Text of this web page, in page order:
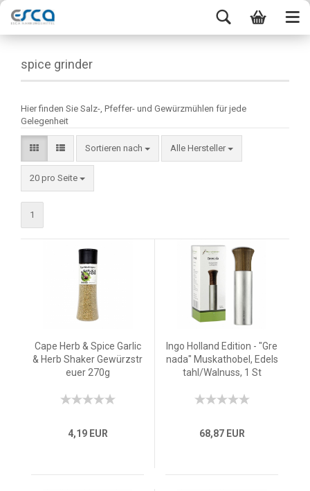
spice grinder
Hier finden Sie Salz-, Pfeffer- und Gewürzmühlen für jede
Gelegenheit
Sortieren nach Alle Hersteller
20 pro Seite
1
Cape Herb & Spice Garlic
& Herb Shaker Gewürzstr
euer 270g
4,19 EUR
Ingo Holland Edition - "Gre
nada" Muskathobel, Edels
tahl/Walnuss, 1 St
68,87 EUR